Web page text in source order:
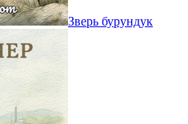
Зверь бурундук